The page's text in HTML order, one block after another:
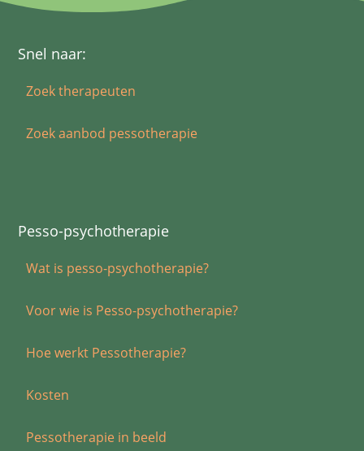
Snel naar:
Zoek therapeuten
Zoek aanbod pessotherapie
Pesso-psychotherapie
Wat is pesso-psychotherapie?
Voor wie is Pesso-psychotherapie?
Hoe werkt Pessotherapie?
Kosten
Pessotherapie in beeld